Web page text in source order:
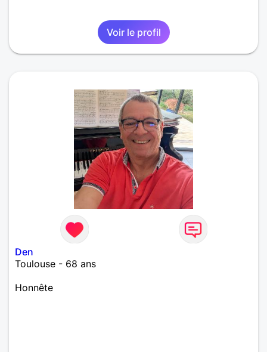
Voir le profil
Den
Toulouse - 68 ans
Honnête